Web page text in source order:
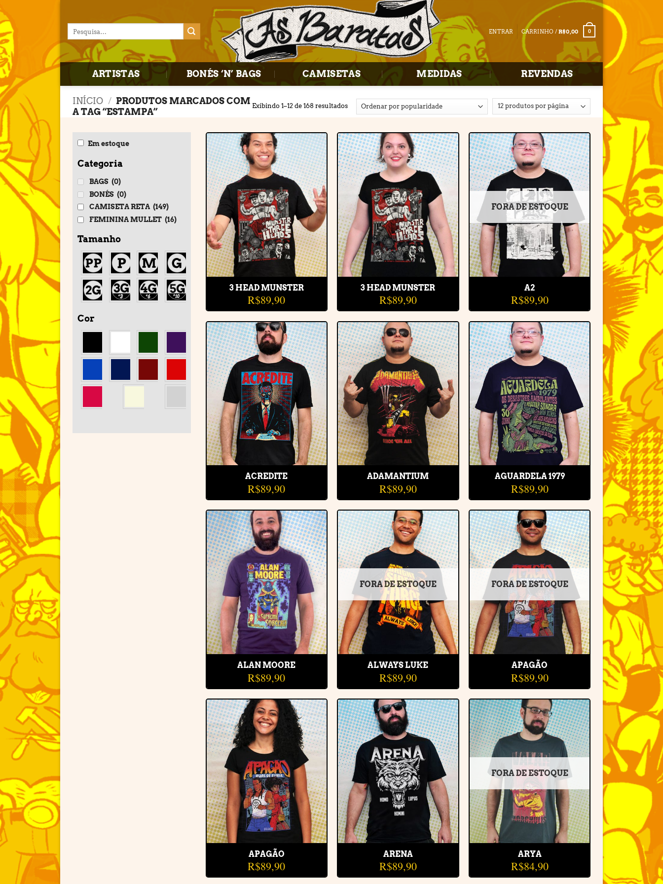
content
ENTRAR CARRINHO /R$0,00 0
ARTISTAS BONÉS ‘N’ BAGS CAMISETAS MEDIDAS REVENDAS
INÍCIO / PRODUTOS MARCADOS COM
A TAG “ESTAMPA”
Exibindo 1–12 de 168 resultados
Em estoque
Categoria
BAGS (0)
BONÉS (0)
CAMISETA RETA (149)
FEMININA MULLET (16)
Tamanho
Cor
' ' ' '
' ' '
Adicionar
à lista de
desejos
3 HEAD MUNSTER
R$89,90
Adicionar
à lista de
desejos
3 HEAD MUNSTER
R$89,90
Adicionar
à lista de
desejos
FORA DE ESTOQUE
A2
R$89,90
Adicionar
à lista de
desejos
ACREDITE
R$89,90
Adicionar
à lista de
desejos
ADAMANTIUM
R$89,90
Adicionar
à lista de
desejos
AGUARDELA 1979
R$89,90
Adicionar
à lista de
desejos
ALAN MOORE
R$89,90
Adicionar
à lista de
desejos
FORA DE ESTOQUE
ALWAYS LUKE
R$89,90
Adicionar
à lista de
desejos
FORA DE ESTOQUE
APAGÃO
R$89,90
Adicionar
à lista de
desejos
APAGÃO
R$89,90
Adicionar
à lista de
desejos
ARENA
R$89,90
Adicionar
à lista de
desejos
FORA DE ESTOQUE
ARYA
R$84,90